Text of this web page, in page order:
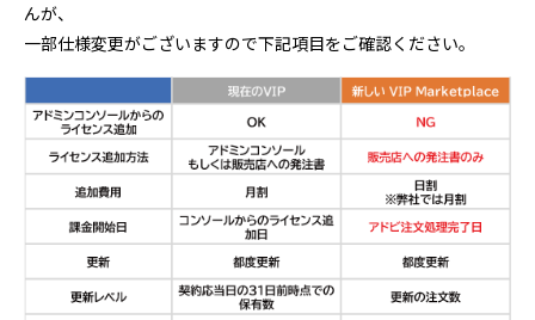
facebookyoutube
んが、
一部仕様変更がございますので下記項目をご確認ください。